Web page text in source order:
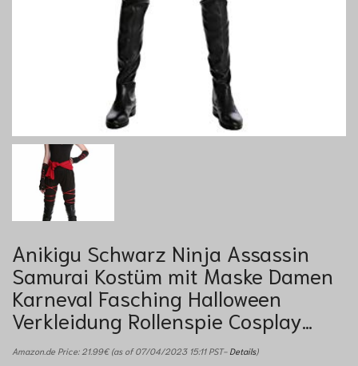
Anikigu Schwarz Ninja Assassin
Samurai Kostüm mit Maske Damen
Karneval Fasching Halloween
Verkleidung Rollenspie Cosplay…
Amazon.de Price: 21.99€(as of 07/04/2023 15:11 PST- Details)